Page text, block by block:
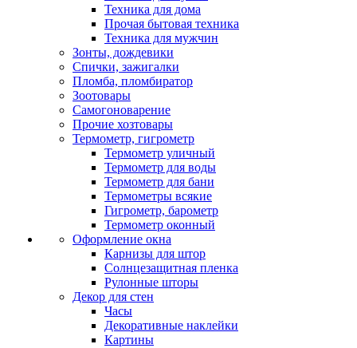
Техника для дома
Прочая бытовая техника
Техника для мужчин
Зонты, дождевики
Спички, зажигалки
Пломба, пломбиратор
Зоотовары
Самогоноварение
Прочие хозтовары
Термометр, гигрометр
Термометр уличный
Термометр для воды
Термометр для бани
Термометры всякие
Гигрометр, барометр
Термометр оконный
Оформление окна
Карнизы для штор
Солнцезащитная пленка
Рулонные шторы
Декор для стен
Часы
Декоративные наклейки
Картины